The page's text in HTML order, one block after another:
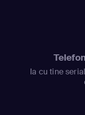
Ia cu tine